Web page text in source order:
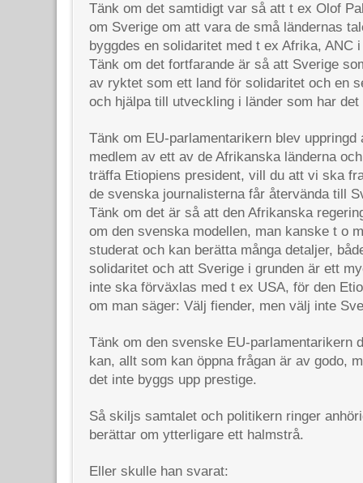
Tänk om det samtidigt var så att t ex Olof
om Sverige om att vara de små ländernas
byggdes en solidaritet med t ex Afrika, ANC
Tänk om det fortfarande är så att Sverige
av ryktet som ett land för solidaritet och en
och hjälpa till utveckling i länder som har det
Tänk om EU-parlamentarikern blev uppringd
medlem av ett av de Afrikanska länderna
träffa Etiopiens president, vill du att vi ska
de svenska journalisterna får återvända till
Tänk om det är så att den Afrikanska
om den svenska modellen, man kanske t o
studerat och kan berätta många detaljer,
solidaritet och att Sverige i grunden är ett
inte ska förväxlas med t ex USA, för den
om man säger: Välj fiender, men välj inte
Tänk om den svenske EU-parlamentarikern
kan, allt som kan öppna frågan är av godo,
det inte byggs upp prestige.
Så skiljs samtalet och politikern ringer
berättar om ytterligare ett halmstrå.
Eller skulle han svarat: